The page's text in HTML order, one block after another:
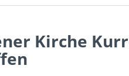
Kirche